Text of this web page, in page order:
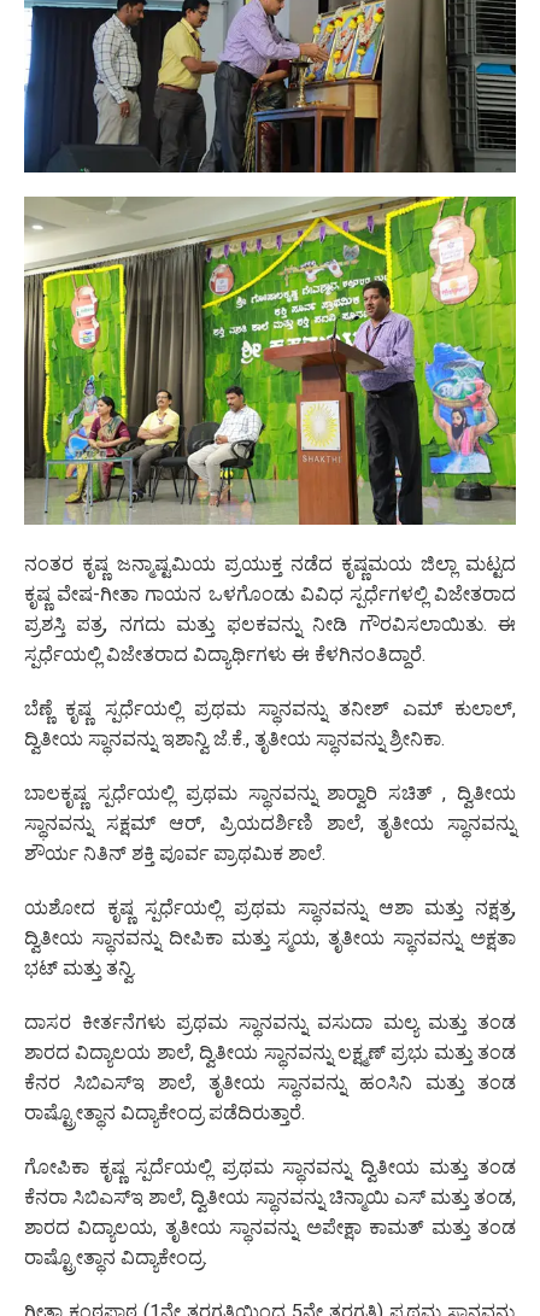
ನಂತರ ಕೃಷ್ಣ ಜನ್ಮಾಷ್ಟಮಿಯ ಪ್ರಯುಕ್ತ ನಡೆದ ಕೃಷ್ಣಮಯ ಜಿಲ್ಲಾ ಮಟ್ಟದ
ಕೃಷ್ಣ ವೇಷ-ಗೀತಾ ಗಾಯನ ಒಳಗೊಂಡು ವಿವಿಧ ಸ್ಪರ್ಧೆಗಳಲ್ಲಿ ವಿಜೇತರಾದ
ಪ್ರಶಸ್ತಿ ಪತ್ರ, ನಗದು ಮತ್ತು ಫಲಕವನ್ನು ನೀಡಿ ಗೌರವಿಸಲಾಯಿತು. ಈ
ಸ್ಪರ್ಧೆಯಲ್ಲಿ ವಿಜೇತರಾದ ವಿದ್ಯಾರ್ಥಿಗಳು ಈ ಕೆಳಗಿನಂತಿದ್ದಾರೆ.
ಬೆಣ್ಣೆ ಕೃಷ್ಣ ಸ್ಪರ್ಧೆಯಲ್ಲಿ ಪ್ರಥಮ ಸ್ಥಾನವನ್ನು ತನೀಶ್ ಎಮ್ ಕುಲಾಲ್,
ದ್ವಿತೀಯ ಸ್ಥಾನವನ್ನು ಇಶಾನ್ವಿ ಜೆ.ಕೆ., ತೃತೀಯ ಸ್ಥಾನವನ್ನು ಶ್ರೀನಿಕಾ.
ಬಾಲಕೃಷ್ಣ ಸ್ಪರ್ಧೆಯಲ್ಲಿ ಪ್ರಥಮ ಸ್ಥಾನವನ್ನು ಶಾರ್‍ವಾರಿ ಸಚಿತ್ , ದ್ವಿತೀಯ
ಸ್ಥಾನವನ್ನು ಸಕ್ಷಮ್ ಆರ್, ಪ್ರಿಯದರ್ಶಿಣಿ ಶಾಲೆ, ತೃತೀಯ ಸ್ಥಾನವನ್ನು
ಶೌರ್ಯ ನಿತಿನ್ ಶಕ್ತಿ ಪೂರ್ವ ಪ್ರಾಥಮಿಕ ಶಾಲೆ.
ಯಶೋದ ಕೃಷ್ಣ ಸ್ಪರ್ಧೆಯಲ್ಲಿ ಪ್ರಥಮ ಸ್ಥಾನವನ್ನು ಆಶಾ ಮತ್ತು ನಕ್ಷತ್ರ,
ದ್ವಿತೀಯ ಸ್ಥಾನವನ್ನು ದೀಪಿಕಾ ಮತ್ತು ಸ್ಮಯ, ತೃತೀಯ ಸ್ಥಾನವನ್ನು ಅಕ್ಷತಾ
ಭಟ್ ಮತ್ತು ತನ್ವಿ.
ದಾಸರ ಕೀರ್ತನೆಗಳು ಪ್ರಥಮ ಸ್ಥಾನವನ್ನು ವಸುದಾ ಮಲ್ಯ ಮತ್ತು ತಂಡ
ಶಾರದ ವಿದ್ಯಾಲಯ ಶಾಲೆ, ದ್ವಿತೀಯ ಸ್ಥಾನವನ್ನು ಲಕ್ಷ್ಮಣ್ ಪ್ರಭು ಮತ್ತು ತಂಡ
ಕೆನರ ಸಿಬಿಎಸ್‌ಇ ಶಾಲೆ, ತೃತೀಯ ಸ್ಥಾನವನ್ನು ಹಂಸಿನಿ ಮತ್ತು ತಂಡ
ರಾಷ್ಟ್ರೋತ್ಥಾನ ವಿದ್ಯಾಕೇಂದ್ರ ಪಡೆದಿರುತ್ತಾರೆ.
ಗೋಪಿಕಾ ಕೃಷ್ಣ ಸ್ಪರ್ದೆಯಲ್ಲಿ ಪ್ರಥಮ ಸ್ಥಾನವನ್ನು ದ್ವಿತೀಯ ಮತ್ತು ತಂಡ
ಕೆನರಾ ಸಿಬಿಎಸ್‌ಇ ಶಾಲೆ, ದ್ವಿತೀಯ ಸ್ಥಾನವನ್ನು ಚಿನ್ಮಾಯಿ ಎಸ್ ಮತ್ತು ತಂಡ,
ಶಾರದ ವಿದ್ಯಾಲಯ, ತೃತೀಯ ಸ್ಥಾನವನ್ನು ಅಪೇಕ್ಷಾ ಕಾಮತ್ ಮತ್ತು ತಂಡ
ರಾಷ್ಟ್ರೋತ್ಥಾನ ವಿದ್ಯಾಕೇಂದ್ರ.